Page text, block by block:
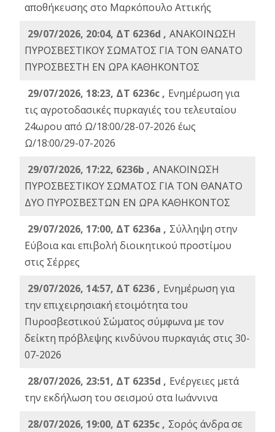
αποθήκευσης στο Μαρκόπουλο Αττικής
29/07/2026, 20:04, ΔΤ 6236d , ΑΝΑΚΟΙΝΩΣΗ
ΠΥΡΟΣΒΕΣΤΙΚΟΥ ΣΩΜΑΤΟΣ ΓΙΑ ΤΟΝ ΘΑΝΑΤΟ
ΠΥΡΟΣΒΕΣΤΗ ΕΝ ΩΡΑ ΚΑΘΗΚΟΝΤΟΣ
29/07/2026, 18:23, ΔΤ 6236c , Ενημέρωση για
τις αγροτοδασικές πυρκαγιές του τελευταίου
24ωρου από Ω/18:00/28-07-2026 έως
Ω/18:00/29-07-2026
29/07/2026, 17:22, 6236b , ΑΝΑΚΟΙΝΩΣΗ
ΠΥΡΟΣΒΕΣΤΙΚΟΥ ΣΩΜΑΤΟΣ ΓΙΑ ΤΟΝ ΘΑΝΑΤΟ
ΔΥΟ ΠΥΡΟΣΒΕΣΤΩΝ ΕΝ ΩΡΑ ΚΑΘΗΚΟΝΤΟΣ
29/07/2026, 17:00, ΔΤ 6236a , Σύλληψη στην
Εύβοια και επιβολή διοικητικού προστίμου
στις Σέρρες
29/07/2026, 14:57, ΔΤ 6236 , Ενημέρωση για
την επιχειρησιακή ετοιμότητα του
Πυροσβεστικού Σώματος σύμφωνα με τον
δείκτη πρόβλεψης κινδύνου πυρκαγιάς στις 30-
07-2026
28/07/2026, 23:51, ΔΤ 6235d , Ενέργειες μετά
την εκδήλωση του σεισμού στα Ιωάννινα
28/07/2026, 19:00, ΔΤ 6235c , Σορός άνδρα σε